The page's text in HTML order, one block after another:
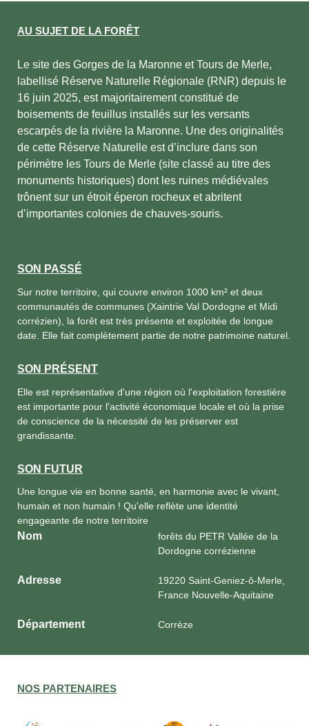
AU SUJET DE LA FORÊT
Le site des Gorges de la Maronne et Tours de Merle,
labellisé Réserve Naturelle Régionale (RNR) depuis le
16 juin 2025, est majoritairement constitué de
boisements de feuillus installés sur les versants
escarpés de la rivière la Maronne. Une des originalités
de cette Réserve Naturelle est d’inclure dans son
périmètre les Tours de Merle (site classé au titre des
monuments historiques) dont les ruines médiévales
trônent sur un étroit éperon rocheux et abritent
d’importantes colonies de chauves-souris.
SON PASSÉ
Sur notre territoire, qui couvre environ 1000 km² et deux
communautés de communes (Xaintrie Val Dordogne et Midi
corrézien), la forêt est très présente et exploitée de longue
date. Elle fait complètement partie de notre patrimoine naturel.
SON PRÉSENT
Elle est représentative d'une région où l'exploitation forestière
est importante pour l'activité économique locale et où la prise
de conscience de la nécessité de les préserver est
grandissante.
SON FUTUR
Une longue vie en bonne santé, en harmonie avec le vivant,
humain et non humain ! Qu'elle reflète une identité
engageante de notre territoire
Nom
forêts du PETR Vallée de la
Dordogne corrézienne
Adresse
19220 Saint-Geniez-ô-Merle,
France Nouvelle-Aquitaine
Département Corrèze
NOS PARTENAIRES